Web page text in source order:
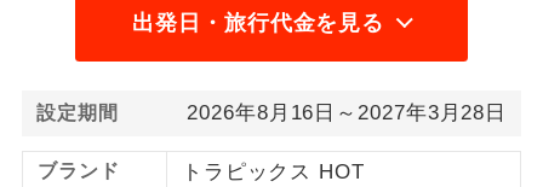
出発日・旅行代金を見る
設定期間 2026年8月16日～2027年3月28日
ブランド トラピックス HOT
スです。
ご夫婦限定
ご夫婦限定でご参加いただけるコースで
す。